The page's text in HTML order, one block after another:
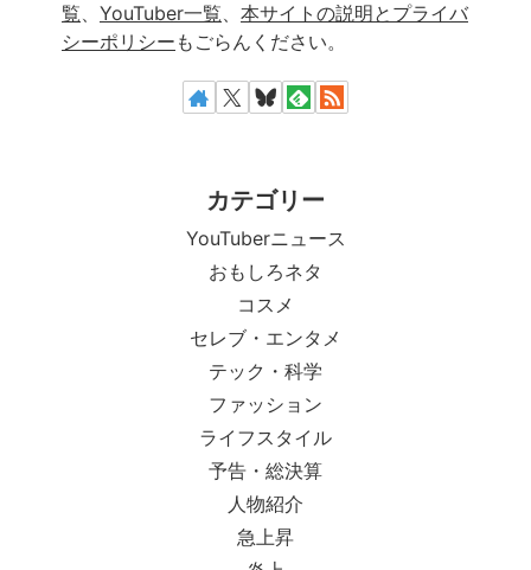
覧、 YouTuber一覧、 本サイトの説明とプライバ
シーポリシー もごらんください。
カテゴリー
YouTuberニュース
おもしろネタ
コスメ
セレブ・エンタメ
テック・科学
ファッション
ライフスタイル
予告・総決算
人物紹介
急上昇